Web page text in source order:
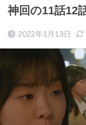
神回の11話12
2022年1月13日